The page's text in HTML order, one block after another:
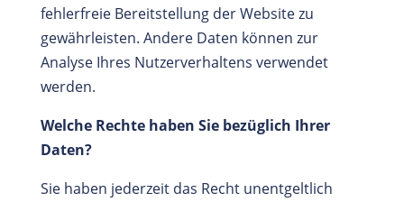
fehlerfreie Bereitstellung der Website zu
gewährleisten. Andere Daten können zur
Analyse Ihres Nutzerverhaltens verwendet
werden.
Welche Rechte haben Sie bezüglich Ihrer
Daten?
Sie haben jederzeit das Recht unentgeltlich